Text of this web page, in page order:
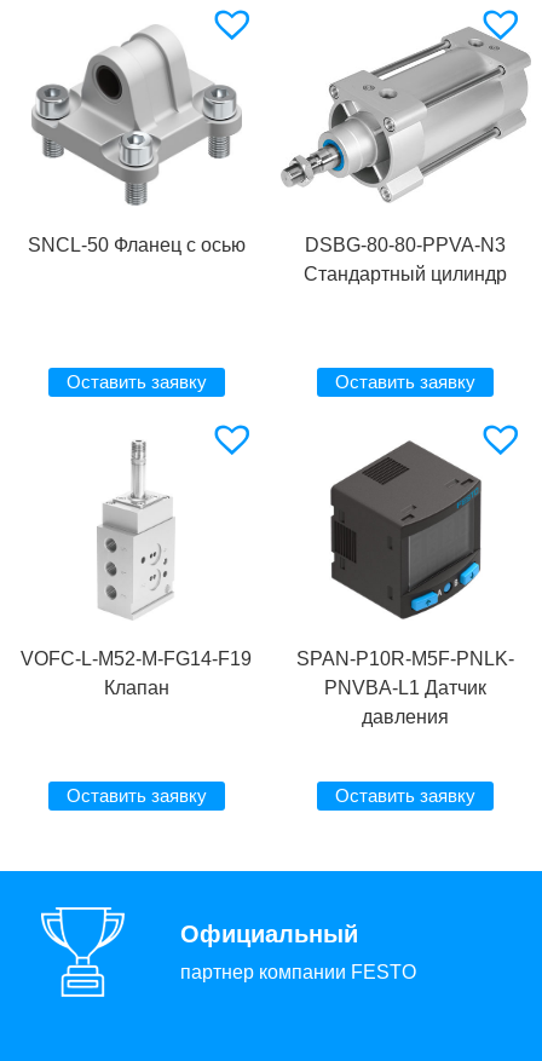
SNCL-50 Фланец с осью
Оставить заявку
DSBG-80-80-PPVA-N3
Стандартный цилиндр
Оставить заявку
VOFC-L-M52-M-FG14-F19
Клапан
Оставить заявку
SPAN-P10R-M5F-PNLK-
PNVBA-L1 Датчик
давления
Оставить заявку
Официальный
партнер компании FESTO